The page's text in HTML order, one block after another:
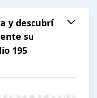
y descubrí
su
195